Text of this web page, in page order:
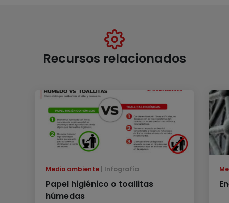
Recursos relacionados
Medio ambiente Infografía
Papel higiénico o toallitas
húmedas